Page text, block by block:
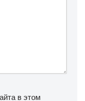
в этом